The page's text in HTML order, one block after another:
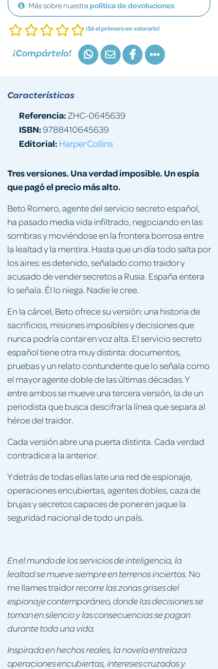
Más sobre nuestra política de devoluciones
¡Sé el primero en valorarlo!
¡Compártelo!
Tres versiones. Una verdad imposible. Un espía
que pagó el precio más alto.
Beto Romero, agente del servicio secreto español,
ha pasado media vida infiltrado, negociando en las
sombras y moviéndose en la frontera borrosa entre
la lealtad y la mentira. Hasta que un día todo salta por
los aires: es detenido, señalado como traidor y
acusado de vender secretos a Rusia. España entera
lo señala. Él lo niega. Nadie le cree.
En la cárcel, Beto ofrece su versión: una historia de
sacrificios, misiones imposibles y decisiones que
nunca podría contar en voz alta. El servicio secreto
español tiene otra muy distinta: documentos,
pruebas y un relato contundente que lo señala como
el mayor agente doble de las últimas décadas. Y
entre ambos se mueve una tercera versión, la de un
periodista que busca descifrar la línea que separa al
héroe del traidor.
Cada versión abre una puerta distinta. Cada verdad
contradice a la anterior.
Y detrás de todas ellas late una red de espionaje,
operaciones encubiertas, agentes dobles, caza de
brujas y secretos capaces de poner en jaque la
seguridad nacional de todo un país.
En el mundo de los servicios de inteligencia, la
lealtad se mueve siempre en terrenos inciertos. No
me llames traidorrecorre las zonas grises del
espionaje contemporáneo, donde las decisiones se
toman en silencio y las consecuencias se pagan
durante toda una vida.
Inspirada en hechos reales, la novela entrelaza
operaciones encubiertas, intereses cruzados y
Características
Referencia: ZHC-0645639
ISBN:9788410645639
Editorial: Harper Collins